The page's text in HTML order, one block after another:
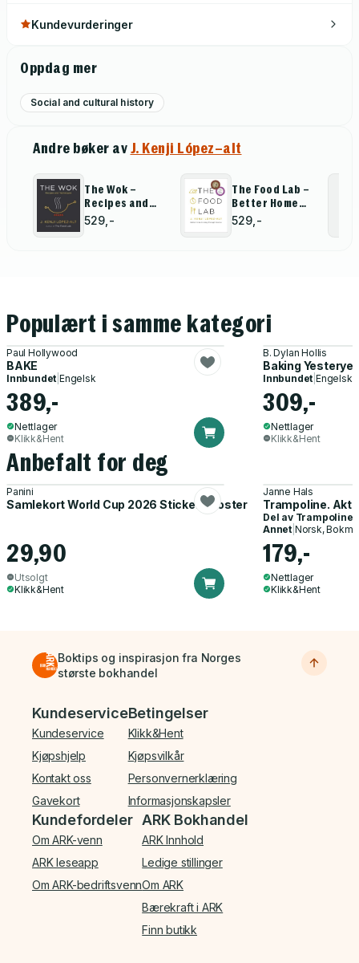
Kundevurderinger
Oppdag mer
Social and cultural history
Andre bøker avJ. Kenji López–alt
The Wok –
Recipes and
Techniques
529,-
The Food Lab –
Better Home
Cooking
Through
529,-
Populært i samme kategori
Paul Hollywood
BAKE
Innbundet |Engelsk
389,-
Nettlager
Klikk&Hent
B. Dylan Hollis
Baking
Innbundet Engelsk
309,-
Nettlager
Klikk&Hent
Anbefalt for deg
Panini
Samlekort World Cup 2026 Sticker Booster
29,90
Utsolgt
Klikk&Hent
Janne Hals
Trampoline.
Del av Trampoline
Annet| Norsk,
179,-
Nettlager
Klikk&Hent
Boktips og inspirasjon fra Norges
største bokhandel
Bunnmeny
Kundeservice
Kundeservice
Kjøpshjelp
Kontakt oss
Gavekort
Betingelser
Klikk&Hent
Kjøpsvilkår
Personvernerklæring
Informasjonskapsler
Kundefordeler
Om ARK-venn
ARK leseapp
Om ARK-bedriftsvenn
ARK Bokhandel
ARK Innhold
Ledige stillinger
Om ARK
Bærekraft i ARK
Finn butikk